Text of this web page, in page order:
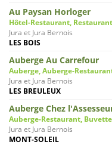
Au Paysan Horloger
Hôtel-Restaurant,
Jura et Jura Bernois
LES BOIS
Auberge Au Carrefour
Auberge, Auberge-
Jura et Jura Bernois
LES BREULEUX
Auberge Chez
Auberge-Restaurant,
Jura et Jura Bernois
MONT-SOLEIL